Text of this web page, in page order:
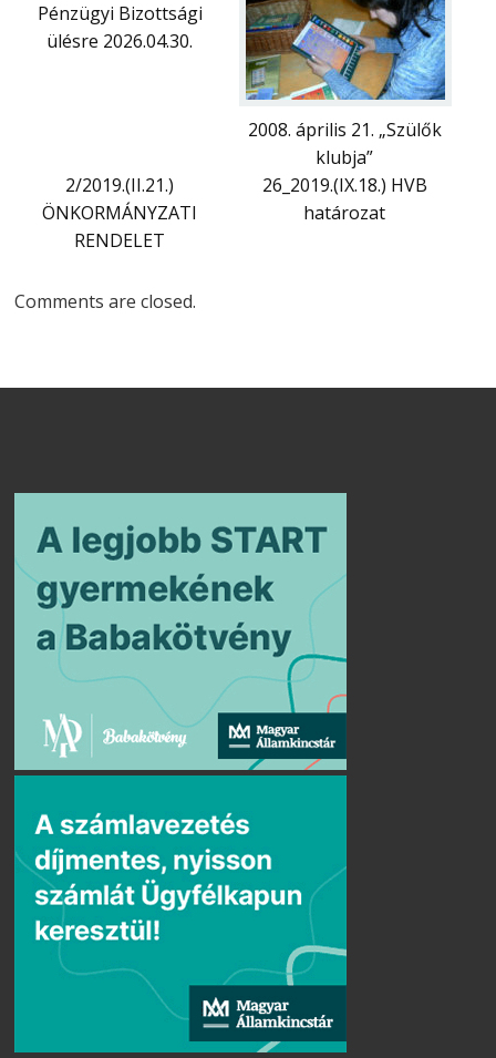
Pénzügyi Bizottsági
ülésre 2026.04.30.
2008. április 21. „Szülők
klubja”
2/2019.(II.21.)
ÖNKORMÁNYZATI
RENDELET
26_2019.(IX.18.) HVB
határozat
Comments are closed.